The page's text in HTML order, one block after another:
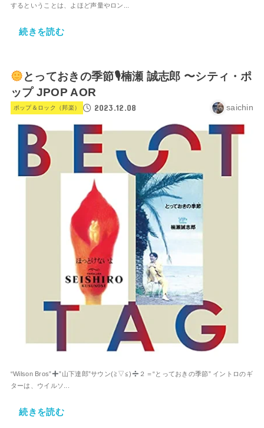
するということは、よほど声量やロン...
続きを読む
とっておきの季節🎙楠瀬 誠志郎 〜シティ・ポ
ップ JPOP AOR
ポップ＆ロック（邦楽） 2023.12.08 saichin
“Wilson Bros” ”山下達郎”サウン(⁠≧⁠▽⁠≦⁠)
２＝“とっておきの季節” イントロのギ
ターは、ウイルソ...
続きを読む